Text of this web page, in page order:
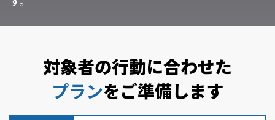
対象者の行動に合わせた
プランをご準備します